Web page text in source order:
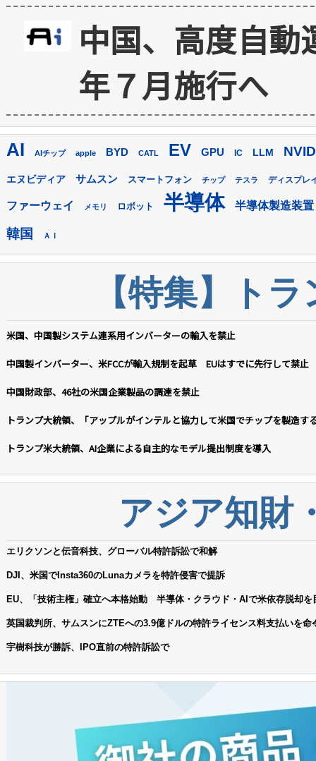
中国、高度自
年７月施行へ
AI AIチップ apple BYD CATL EV GPU IC LLM
エヌビディア サムスン スマートフォン チップ テスラ ディスプレ
ファーウェイ メモリ ロボット 半導体 半導体製造装置
韓国 ＡＩ
【特集】ト
米国、中国製システム連系用インバーターの輸入を禁止
中国製インバーター、米FCCが輸入規制を起草 EUはすでに先行して禁止
中国財政部、46社の米国企業製品の調達を禁止
トランプ大統領、「アップルがインテルと協力して米国でチップを製造す
トランプ米大統領、AI企業による自主的なモデル提出制度を導入
アジア知財
エリクソンと伝音科技、グローバル特許訴訟で和解
DJI、米国でInsta360のLunaカメラを特許侵害で提訴
EU、「技術主権」確立へ本格始動 半導体・クラウド・AIで米依存脱却を
英国裁判所、サムスンにZTEへの3.9億ドルの特許ライセンス料支払いを命
宇樹科技が勝訴、IPO直前の特許訴訟で